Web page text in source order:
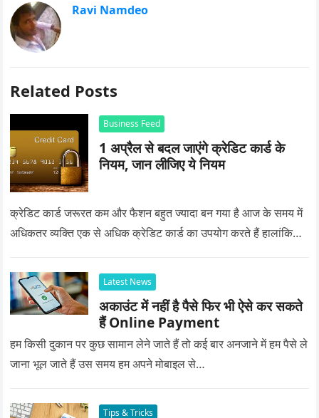
Ravi Namdeo
Related Posts
Business Feed
1 अप्रैल से बदल जाएंगे क्रेडिट कार्ड के
नियम, जान लीजिए ये नियम
क्रेडिट कार्ड जरूरत कम और फैशन बहुत ज्यादा बन गया है आज के समय में
अधिकतर व्यक्ति एक से अधिक क्रेडिट कार्ड का उपयोग करते हैं हालांकि…
Latest News
अकाउंट में नहीं है पैसे फिर भी ऐसे कर सकते
हैं Online Payment
हम किसी दुकान पर कुछ सामान लेने जाते हैं तो कई बार अनजाने में हम पैसे ले
जाना भूल जाते हैं उस समय हम अपने मोबाइल से…
Tips & Tricks